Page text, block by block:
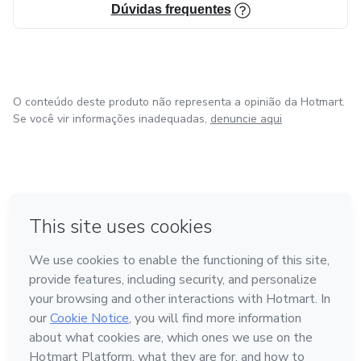
Dúvidas frequentes
O conteúdo deste produto não representa a opinião da Hotmart.
Se você vir informações inadequadas, denuncie aqui
Feito com ❤
em Belo Horizonte